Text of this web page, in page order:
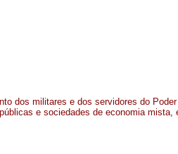
dos militares e dos servidores do
e sociedades de economia mista,